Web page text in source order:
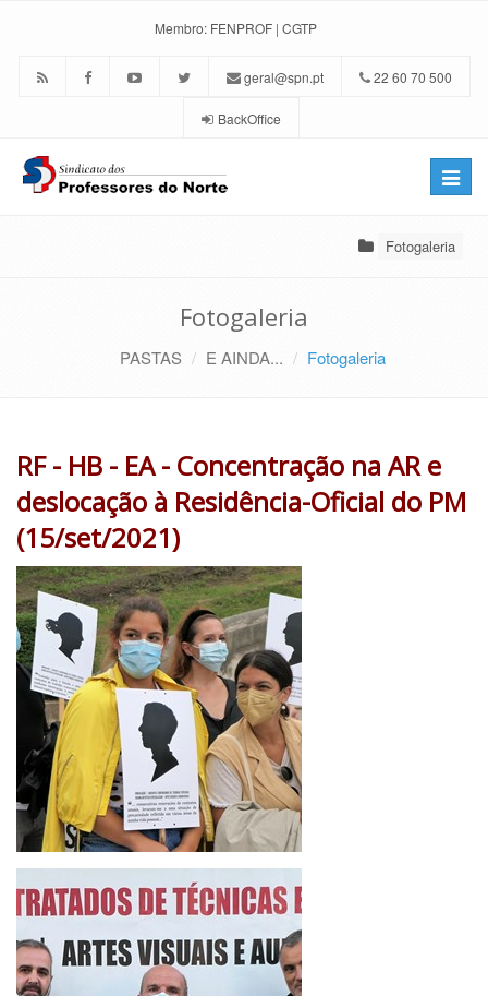
Membro: FENPROF | CGTP
geral@spn.pt 22 60 70 500
BackOffice
Toggle
Fotogaleria
Fotogaleria
PASTAS E AINDA... Fotogaleria
RF - HB - EA - Concentração na AR e
deslocação à Residência-Oficial do PM
(15/set/2021)